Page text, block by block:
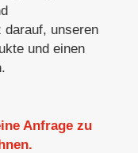
darauf, unseren
und einen
Anfrage zu